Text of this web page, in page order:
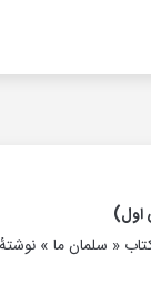
اول)
« سلمان ما »